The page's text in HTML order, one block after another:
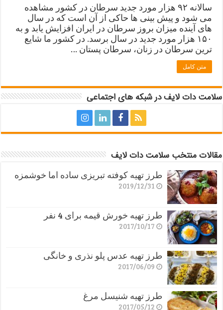
سالانه ۹۲ هزار مورد جدید سرطان در کشور مشاهده
می شود و پیش بینی ها حاکی از آن است که در سال
های آینده میزان بروز سرطان در ایران افزایش یابد و به
۱۵۰ هزار مورد جدید در سال برسد. در کشور ما شایع
ترین سرطان در زنان، سرطان پستان …
متن کامل
سلامت دات لایف در شبکه های اجتماعی
مقالات منتخب سلامت دات لایف
طرز تهیه کوفته تبریزی ساده اما خوشمزه
2019/12/31
طرز تهیه خورش قیمه برای 4 نفر
2017/10/17
طرز تهیه عدس پلو نذری و خانگی
2017/06/09
طرز تهیه شنیسل مرغ
2017/05/12